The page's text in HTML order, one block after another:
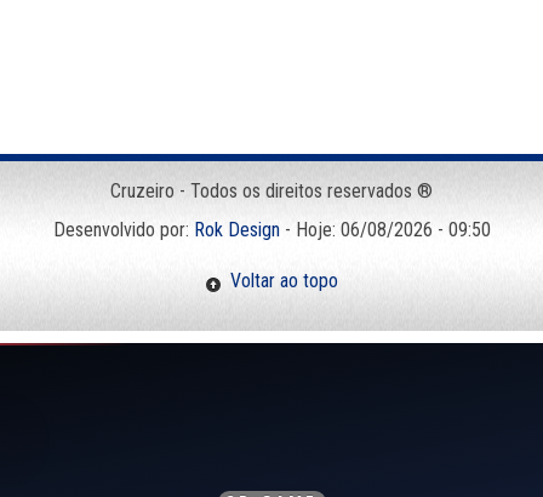
Cruzeiro - Todos os direitos reservados ®
Desenvolvido por: Rok Design- Hoje: 06/08/2026 - 09:50
Voltar ao topo